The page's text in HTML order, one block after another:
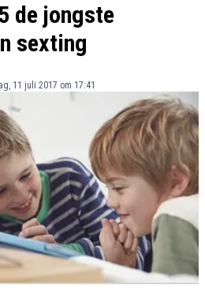
de jongste
sexting
11 juli 2017 om 17:41